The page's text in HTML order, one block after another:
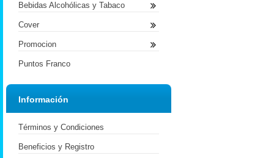
Bebidas Alcohólicas y Tabaco
Cover
Promocion
Puntos Franco
Información
Términos y Condiciones
Beneficios y Registro